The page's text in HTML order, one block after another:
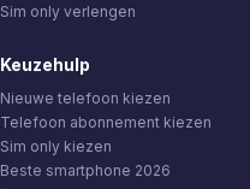
Sim only verlengen
Keuzehulp
Nieuwe telefoon kiezen
Telefoon abonnement kiezen
Sim only kiezen
Beste smartphone 2026